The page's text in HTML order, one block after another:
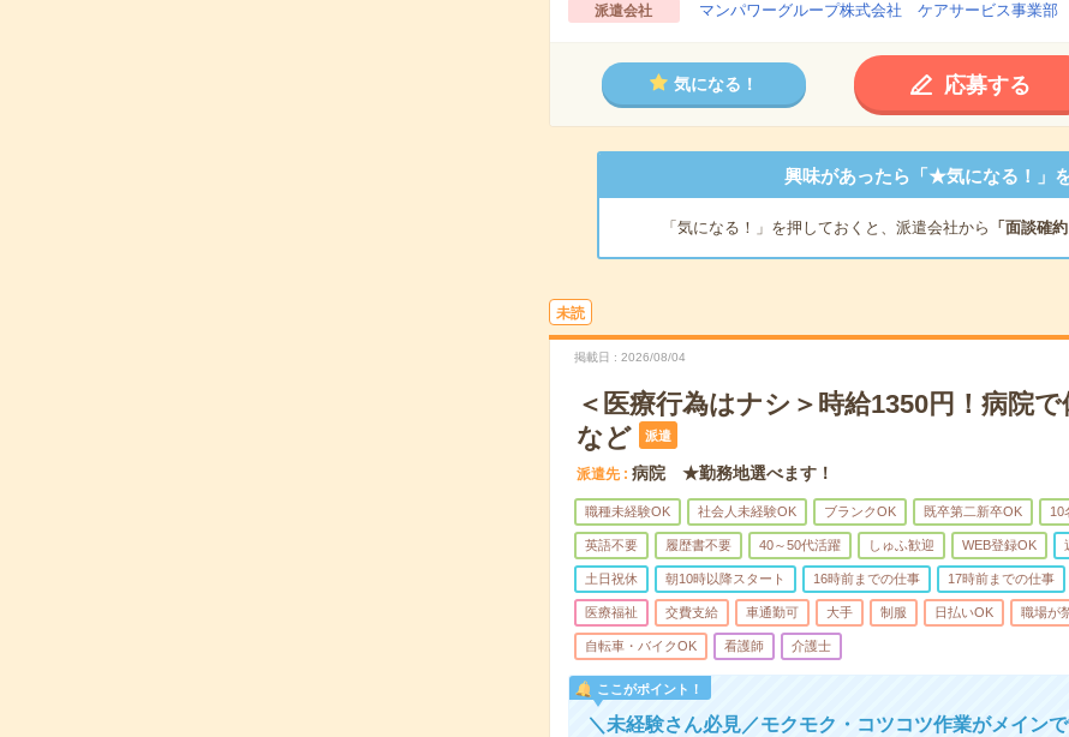
派遣会社 マンパワーグループ株式会社 ケアサービス事業部
気になる！ 応募する
興味があったら「★気になる！」
「気になる！」を押しておくと、派遣会社から 「面談確約
未読
掲載日 2026/08/04
＜医療行為はナシ＞時給1350円！病院
など
派遣
派遣先 病院 ★勤務地選べます！
職種未経験OK 社会人未経験OK ブランクOK 既卒第二新卒OK 10
英語不要 履歴書不要 40～50代活躍 しゅふ歓迎 WEB登録OK
土日祝休 朝10時以降スタート 16時前までの仕事 17時前までの仕事
医療福祉 交費支給 車通勤可 大手 制服 日払いOK 職場が
自転車・バイクOK 看護師 介護士
ここがポイント！
＼未経験さん必見／モクモク・コツコツ作業がメイン